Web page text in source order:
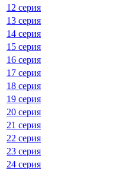
12 серия
13 серия
14 серия
15 серия
16 серия
17 серия
18 серия
19 серия
20 серия
21 серия
22 серия
23 серия
24 серия